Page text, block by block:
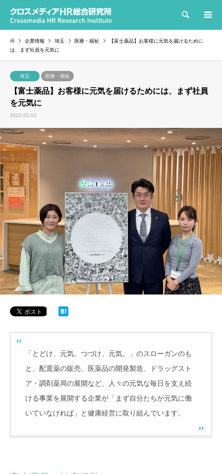
検索
企業情報 埼玉 医療・福祉
【富士薬品】お客様に元気を届けるために
は、まず社員を元気に
埼玉 医療・福祉
【富士薬品】お客様に元気を届けるためには、まず社員
を元気に
2022.02.01
「とどけ、元気。つづけ、元気。」のスローガンのも
と、配置薬の販売、医薬品の開発製造、ドラッグスト
ア・調剤薬局の展開など、人々の元気な毎日を支え続
ける事業を展開する企業が「まず自分たちが元気に働
いていなければ」と健康経営に取り組んでいます。